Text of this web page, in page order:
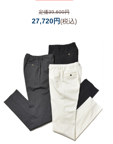
定価39,600円
27,720円(税込)